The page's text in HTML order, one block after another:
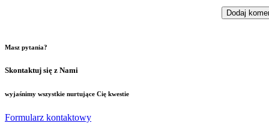
Masz pytania?
Skontaktuj się z Nami
wyjaśnimy wszystkie nurtujące Cię kwestie
Formularz kontaktowy